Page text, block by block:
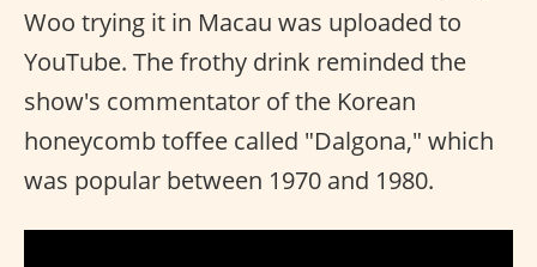
Woo trying it in Macau was uploaded to
YouTube. The frothy drink reminded the
show's commentator of the Korean
honeycomb toffee called "Dalgona," which
was popular between 1970 and 1980.